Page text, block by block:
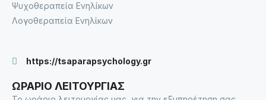
Ψυχοθεραπεία Ενηλίκων
Λογοθεραπεία Ενηλίκων
https://tsaparapsychology.gr
ΩΡΑΡΙΟ ΛΕΙΤΟΥΡΓΙΑΣ